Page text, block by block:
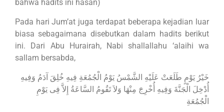
bahwa hadits ini hasan)
Pada hari Jum’at juga terdapat beberapa kejadian luar
biasa sebagaimana disebutkan dalam hadits berikut
ini. Dari Abu Hurairah, Nabi shallallahu ‘alaihi wa
sallam bersabda,
خَيْرُ يَوْمٍ طَلَعَتْ عَلَيْهِ الشَّمْسُ يَوْمُ الْجُمُعَةِ فِيهِ خُلِقَ آدَمُ وَفِيهِ
أُدْخِلَ الْجَنَّةَ وَفِيهِ أُخْرِجَ مِنْهَا وَلاَ تَقُومُ السَّاعَةُ إِلاَّ فِى يَوْمِ
الْجُمُعَةِ